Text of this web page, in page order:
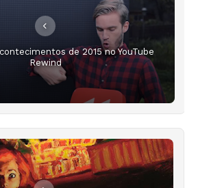
de 2015 no YouTube
Rewind